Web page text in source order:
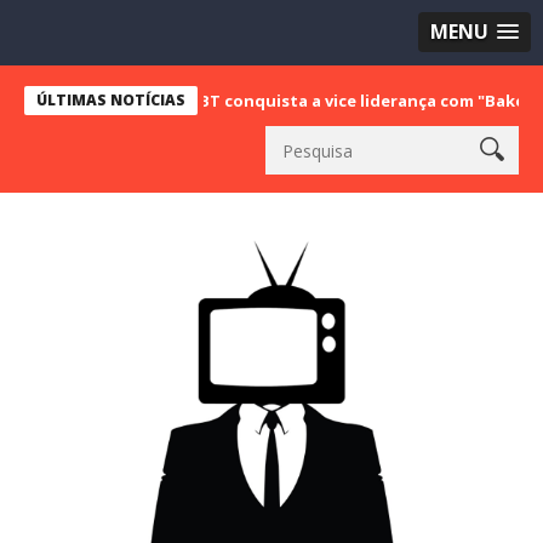
MENU
ÚLTIMAS NOTÍCIAS
SBT conquista a vice liderança com "Bake Off Brasil"